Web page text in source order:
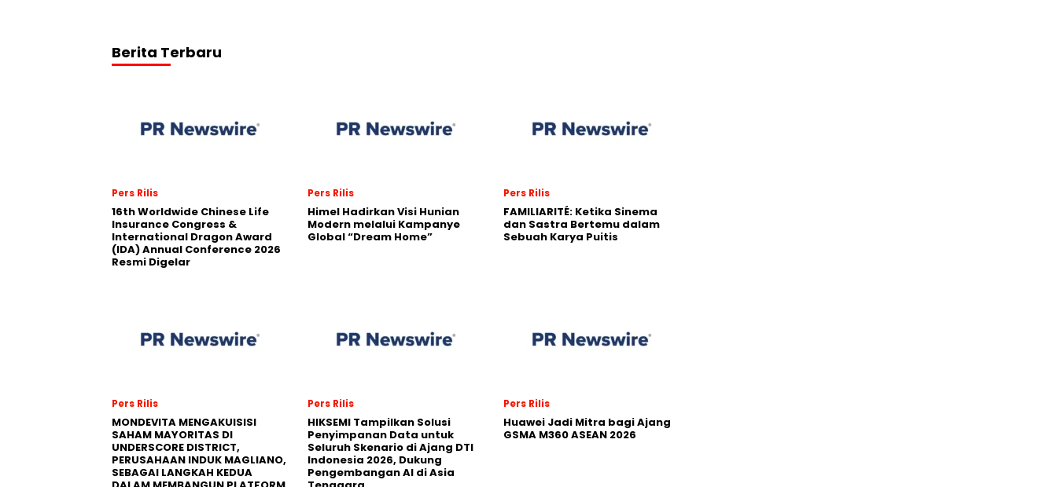
Berita Terbaru
Pers Rilis
16th Worldwide Chinese Life
Insurance Congress &
International Dragon Award
(IDA) Annual Conference 2026
Resmi Digelar
Pers Rilis
Himel Hadirkan Visi Hunian
Modern melalui Kampanye
Global “Dream Home”
Pers Rilis
FAMILIARITÉ: Ketika Sinema
dan Sastra Bertemu dalam
Sebuah Karya Puitis
Pers Rilis
MONDEVITA MENGAKUISISI
SAHAM MAYORITAS DI
UNDERSCORE DISTRICT,
PERUSAHAAN INDUK MAGLIANO,
SEBAGAI LANGKAH KEDUA
Pers Rilis
HIKSEMI Tampilkan Solusi
Penyimpanan Data untuk
Seluruh Skenario di Ajang DTI
Indonesia 2026, Dukung
Pengembangan AI di Asia
Pers Rilis
Huawei Jadi Mitra bagi Ajang
GSMA M360 ASEAN 2026